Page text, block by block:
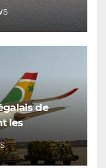
de
les